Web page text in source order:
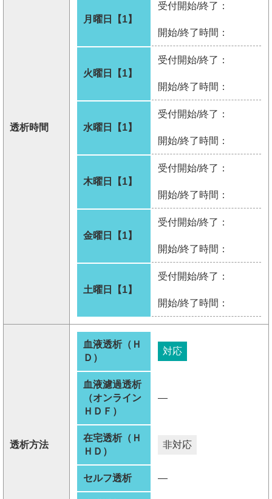
透析時間
月曜日【1】
受付開始/終了：
開始/終了時間：
火曜日【1】
受付開始/終了：
開始/終了時間：
水曜日【1】
受付開始/終了：
開始/終了時間：
木曜日【1】
受付開始/終了：
開始/終了時間：
金曜日【1】
受付開始/終了：
開始/終了時間：
土曜日【1】
受付開始/終了：
開始/終了時間：
透析方法
血液透析（Ｈ
Ｄ）
対応
血液濾過透析
（オンライン
ＨＤＦ）
―
在宅透析（Ｈ
ＨＤ）
非対応
セルフ透析 ―